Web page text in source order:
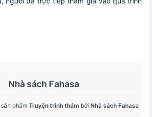
Nhà sách Fahasa
phẩmTruyện trinh thám bởi Nhà sách Fahasa